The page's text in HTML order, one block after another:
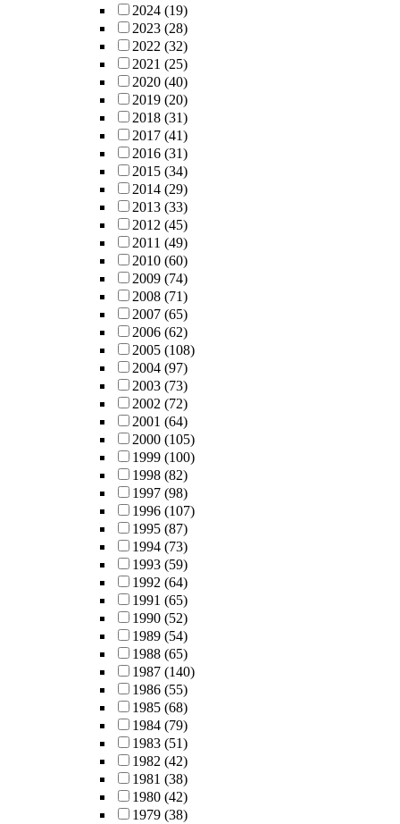
2024 (19)
2023 (28)
2022 (32)
2021 (25)
2020 (40)
2019 (20)
2018 (31)
2017 (41)
2016 (31)
2015 (34)
2014 (29)
2013 (33)
2012 (45)
2011 (49)
2010 (60)
2009 (74)
2008 (71)
2007 (65)
2006 (62)
2005 (108)
2004 (97)
2003 (73)
2002 (72)
2001 (64)
2000 (105)
1999 (100)
1998 (82)
1997 (98)
1996 (107)
1995 (87)
1994 (73)
1993 (59)
1992 (64)
1991 (65)
1990 (52)
1989 (54)
1988 (65)
1987 (140)
1986 (55)
1985 (68)
1984 (79)
1983 (51)
1982 (42)
1981 (38)
1980 (42)
1979 (38)